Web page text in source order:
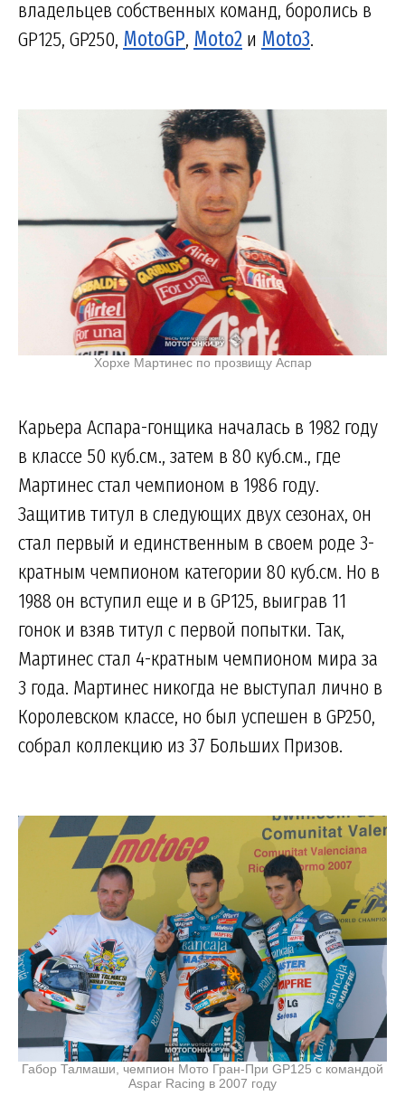
владельцев собственных команд, боролись в
GP125, GP250, MotoGP, Moto2 и Moto3.
Хорхе Мартинес по прозвищу Аспар
Карьера Аспара-гонщика началась в 1982 году
в классе 50 куб.см., затем в 80 куб.см., где
Мартинес стал чемпионом в 1986 году.
Защитив титул в следующих двух сезонах, он
стал первый и единственным в своем роде 3-
кратным чемпионом категории 80 куб.см. Но в
1988 он вступил еще и в GP125, выиграв 11
гонок и взяв титул с первой попытки. Так,
Мартинес стал 4-кратным чемпионом мира за
3 года. Мартинес никогда не выступал лично в
Королевском классе, но был успешен в GP250,
собрал коллекцию из 37 Больших Призов.
Габор Талмаши, чемпион Мото Гран-При GP125 с командой
Aspar Racing в 2007 году